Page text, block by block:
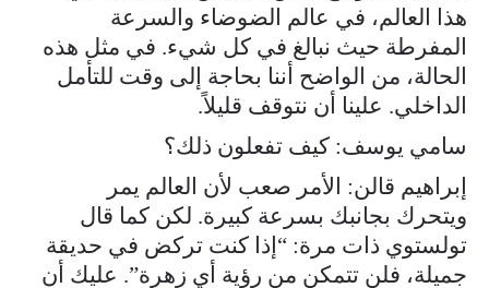
هذا العالم، في عالم الضوضاء والسرعة
المفرطة حيث نبالغ في كل شيء. في مثل هذه
الحالة، من الواضح أننا بحاجة إلى وقت للتأمل
الداخلي. علينا أن نتوقف قليلاً.
سامي يوسف: كيف تفعلون ذلك؟
إبراهيم قالن: الأمر صعب لأن العالم يمر
ويتحرك بجانبك بسرعة كبيرة. لكن كما قال
تولستوي ذات مرة: “إذا كنت تركض في حديقة
جميلة، فلن تتمكن من رؤية أي زهرة”. عليك أن